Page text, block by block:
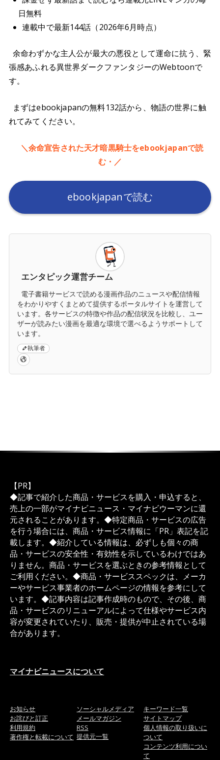
日無料
連載中で最新144話（2026年6月時点）
余命わずかな主人公が最大の悪役として運命に抗う、緊
張感あふれる異世界ダークファンタジーのWebtoonで
す。
まずはebookjapanの無料132話から、物語の世界に触
れてみてください。
＼余命宣告された天才暗黒騎士をebookjapanで読
む・／
ebookjapanで読む
エンタピック運営チーム
電子書籍サービスで読める漫画作品のニュースや配信情報
をわかりやすくまとめて提供するポータルサイトを運営して
います。各サービスの特徴や作品の配信状況を比較し、ユー
ザーが読みたい漫画を最適な環境で選べるようサポートして
います。
執筆者
【PR】
◆記事で紹介した商品・サービスを購入・申込すると、
売上の一部がマイナビニュース・マイナビウーマンに還
元されることがあります。◆特定商品・サービスの広告
を行う場合には、商品・サービス情報に「PR」表記を記
載します。◆紹介している情報は、必ずしも個々の商
品・サービスの安全性・有効性を示しているわけではあ
りません。商品・サービスを選ぶときの参考情報として
ご利用ください。◆商品・サービススペックは、メーカ
ーやサービス事業者のホームページの情報を参考にして
います。◆記事内容は記事作成時のもので、その後、商
品・サービスのリニューアルによって仕様やサービス内
容が変更されていたり、販売・提供が中止されている場
合があります。
マイナビニュースについて
お知らせ
お詫びと訂正
利用規約
著作権と転載について
ソーシャルメディア
メールマガジン
RSS
提供元一覧
キーワード一覧
サイトマップ
個人情報の取り扱いに
ついて
コンテンツ利用につい
て